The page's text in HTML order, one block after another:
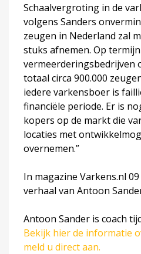
Schaalvergroting in de
volgens Sanders
zeugen in Nederland zal
stuks afnemen. Op termijn
vermeerderingsbedrijven
totaal circa 900.000
iedere varkensboer is
financiële periode. Er is
kopers op de markt die
locaties met
overnemen.”
In magazine Varkens.nl
verhaal van Antoon
Antoon Sander is coach
Bekijk hier de informatie
meld u direct aan.